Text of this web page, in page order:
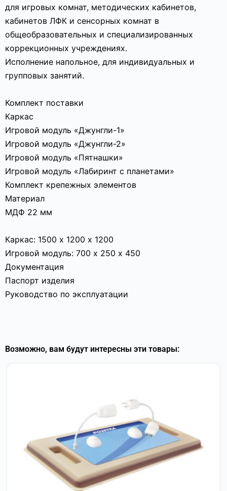
для игровых комнат, методических кабинетов,
кабинетов ЛФК и сенсорных комнат в
общеобразовательных и специализированных
коррекционных учреждениях.
Исполнение напольное, для индивидуальных и
групповых занятий.
Комплект поставки
Каркас
Игровой модуль «Джунгли-1»
Игровой модуль «Джунгли-2»
Игровой модуль «Пятнашки»
Игровой модуль «Лабиринт с планетами»
Комплект крепежных элементов
Материал
МДФ 22 мм
Каркас: 1500 х 1200 х 1200
Игровой модуль: 700 х 250 х 450
Документация
Паспорт изделия
Руководство по эксплуатации
Возможно, вам будут интересны эти товары: